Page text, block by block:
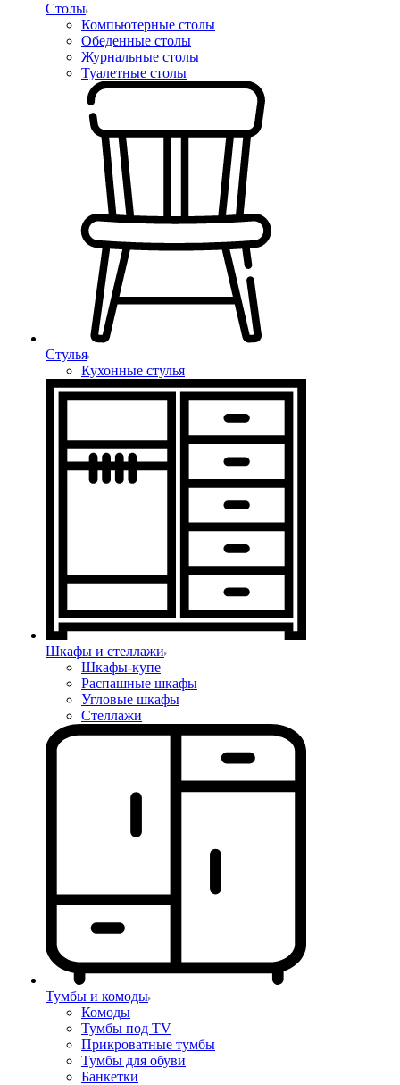
Столы
Компьютерные столы
Обеденные столы
Журнальные столы
Туалетные столы
Стулья
Кухонные стулья
Шкафы и стеллажи
Шкафы-купе
Распашные шкафы
Угловые шкафы
Стеллажи
Тумбы и комоды
Комоды
Тумбы под TV
Прикроватные тумбы
Тумбы для обуви
Банкетки